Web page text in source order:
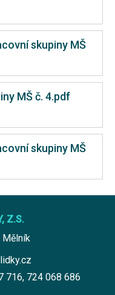
skupiny MŠ
MŠ č. 4.pdf
skupiny MŠ
Z.S.
Mělník
716, 724 068 686